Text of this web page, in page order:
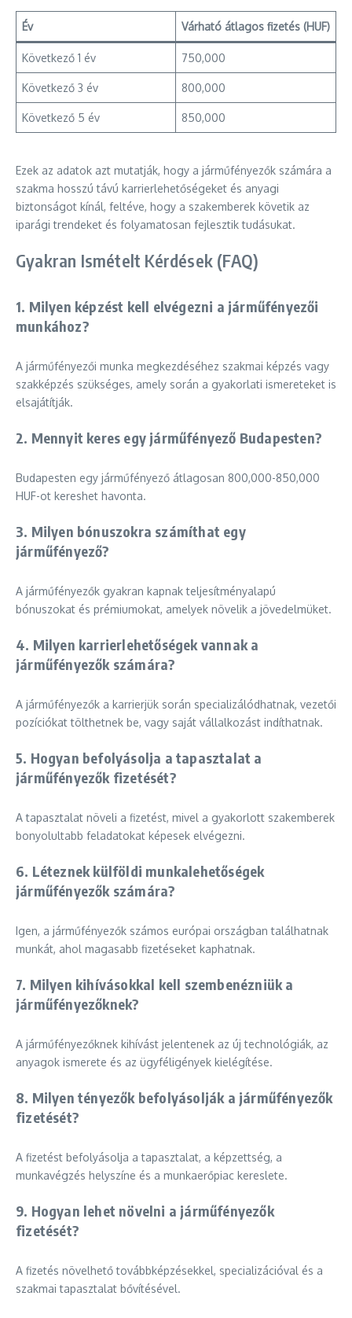
Év Várható átlagos fizetés (HUF)
Következő 1 év 750,000
Következő 3 év 800,000
Következő 5 év 850,000
Ezek az adatok azt mutatják, hogy a járműfényezők számára a
szakma hosszú távú karrierlehetőségeket és anyagi
biztonságot kínál, feltéve, hogy a szakemberek követik az
iparági trendeket és folyamatosan fejlesztik tudásukat.
Gyakran Ismételt Kérdések (FAQ)
1. Milyen képzést kell elvégezni a járműfényezői
munkához?
A járműfényezői munka megkezdéséhez szakmai képzés vagy
szakképzés szükséges, amely során a gyakorlati ismereteket is
elsajátítják.
2. Mennyit keres egy járműfényező Budapesten?
Budapesten egy járműfényező átlagosan 800,000-850,000
HUF-ot kereshet havonta.
3. Milyen bónuszokra számíthat egy
járműfényező?
A járműfényezők gyakran kapnak teljesítményalapú
bónuszokat és prémiumokat, amelyek növelik a jövedelmüket.
4. Milyen karrierlehetőségek vannak a
járműfényezők számára?
A járműfényezők a karrierjük során specializálódhatnak, vezetői
pozíciókat tölthetnek be, vagy saját vállalkozást indíthatnak.
5. Hogyan befolyásolja a tapasztalat a
járműfényezők fizetését?
A tapasztalat növeli a fizetést, mivel a gyakorlott szakemberek
bonyolultabb feladatokat képesek elvégezni.
6. Léteznek külföldi munkalehetőségek
járműfényezők számára?
Igen, a járműfényezők számos európai országban találhatnak
munkát, ahol magasabb fizetéseket kaphatnak.
7. Milyen kihívásokkal kell szembenézniük a
járműfényezőknek?
A járműfényezőknek kihívást jelentenek az új technológiák, az
anyagok ismerete és az ügyféligények kielégítése.
8. Milyen tényezők befolyásolják a járműfényezők
fizetését?
A fizetést befolyásolja a tapasztalat, a képzettség, a
munkavégzés helyszíne és a munkaerőpiac kereslete.
9. Hogyan lehet növelni a járműfényezők
fizetését?
A fizetés növelhető továbbképzésekkel, specializációval és a
szakmai tapasztalat bővítésével.